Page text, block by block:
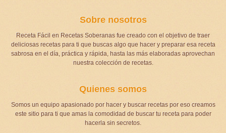
Sobre nosotros
Receta Fácil en Recetas Soberanas fue creado con el objetivo de traer
deliciosas recetas para ti que buscas algo que hacer y preparar esa receta
sabrosa en el día, práctica y rápida, hasta las más elaboradas aprovechan
nuestra colección de recetas.
Quienes somos
Somos un equipo apasionado por hacer y buscar recetas por eso creamos
este sitio para ti que amas la comodidad de buscar tu receta para poder
hacerla sin secretos.